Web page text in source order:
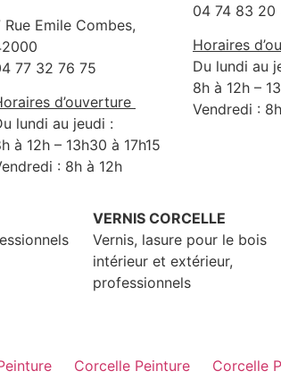
Rue Emile Combes,
77 32 76 75
d’ouverture
lundi au jeudi :
à 12h – 13h30 à 17h15
: 8h à 12h
04 74 83 20
Horaires
Du lundi au
8h à 12h –
Vendredi :
VERNIS CORCELLE
Vernis, lasure pour le bois
intérieur et extérieur,
professionnels
Corcelle Peinture Corcelle